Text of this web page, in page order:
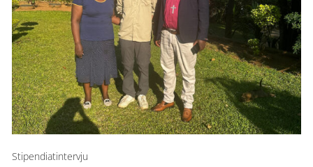
Stipendiatintervju